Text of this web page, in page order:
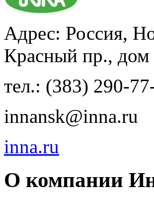
Адрес: Россия,
Красный пр.,
тел.: (383) 290-
innansk@inna.ru
inna.ru
О компании